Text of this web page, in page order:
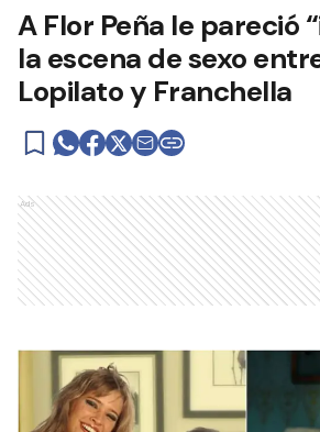
A Flor Peña le pareció
la escena de sexo
Lopilato y Franchella
Ads